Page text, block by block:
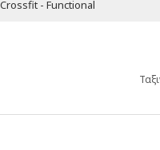
- Functional